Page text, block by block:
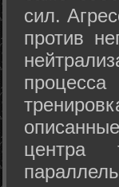
сил.
против
центра